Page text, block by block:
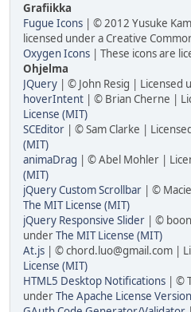
Grafiikka
Fugue Icons | © 2012 Yusuke
licensed under a Creative
Oxygen Icons | These icons are
Ohjelma
JQuery | © John Resig | Licensed
hoverIntent | © Brian Cherne |
License (MIT)
SCEditor | © Sam Clarke |
(MIT)
animaDrag | © Abel Mohler |
(MIT)
jQuery Custom Scrollbar | ©
The MIT License (MIT)
jQuery Responsive Slider | ©
underThe MIT License (MIT)
At.js | © chord.luo@gmail.com |
License (MIT)
HTML5 Desktop Notifications | ©
underThe Apache License